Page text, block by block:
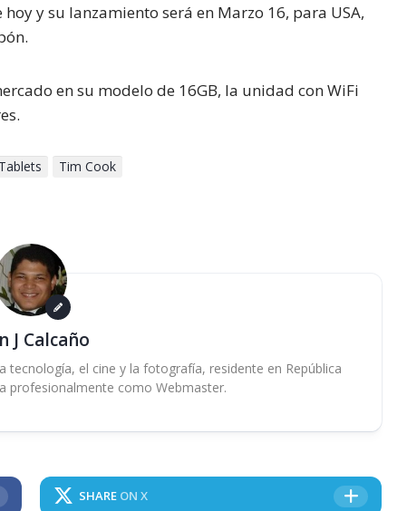
y su lanzamiento será en Marzo 16, para USA,
en su modelo de 16GB, la unidad con WiFi
Tablets Tim Cook
J Calcaño
tecnología, el cine y la fotografía, residente en República
profesionalmente como Webmaster.
SHARE ON X